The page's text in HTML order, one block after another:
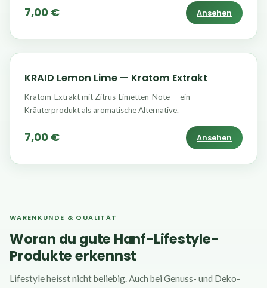
7,00 € Ansehen
KRAID Lemon Lime — Kratom Extrakt
Kratom-Extrakt mit Zitrus-Limetten-Note — ein
Kräuterprodukt als aromatische Alternative.
7,00 € Ansehen
WARENKUNDE & QUALITÄT
Woran du gute Hanf-Lifestyle-
Produkte erkennst
Lifestyle heisst nicht beliebig. Auch bei Genuss- und Deko-